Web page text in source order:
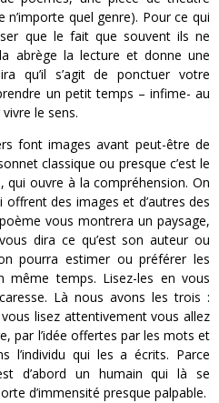
quel genre). Pour ce qui
que le fait que souvent ils ne
abrège la lecture et donne une
qu’il s’agit de ponctuer votre
un petit temps – infime- au
le sens.
font images avant peut-être de
classique ou presque c’est le
qui ouvre à la compréhension. On
des images et d’autres des
vous montrera un paysage,
dira ce qu’est son auteur ou
pourra estimer ou préférer les
temps. Lisez-les en vous
Là nous avons les trois :
lisez attentivement vous allez
par l’idée offertes par les mots et
l’individu qui les a écrits. Parce
d’abord un humain qui là se
d’immensité presque palpable.